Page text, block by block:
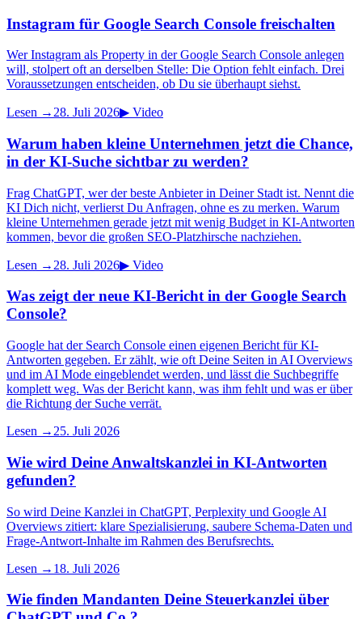
Instagram für Google Search Console freischalten
Wer Instagram als Property in der Google Search Console anlegen
will, stolpert oft an derselben Stelle: Die Option fehlt einfach. Drei
Voraussetzungen entscheiden, ob Du sie überhaupt siehst.
Lesen → 28. Juli 2026▶ Video
Warum haben kleine Unternehmen jetzt die Chance,
in der KI-Suche sichtbar zu werden?
Frag ChatGPT, wer der beste Anbieter in Deiner Stadt ist. Nennt die
KI Dich nicht, verlierst Du Anfragen, ohne es zu merken. Warum
kleine Unternehmen gerade jetzt mit wenig Budget in KI-Antworten
kommen, bevor die großen SEO-Platzhirsche nachziehen.
Lesen → 28. Juli 2026▶ Video
Was zeigt der neue KI-Bericht in der Google Search
Console?
Google hat der Search Console einen eigenen Bericht für KI-
Antworten gegeben. Er zählt, wie oft Deine Seiten in AI Overviews
und im AI Mode eingeblendet werden, und lässt die Suchbegriffe
komplett weg. Was der Bericht kann, was ihm fehlt und was er über
die Richtung der Suche verrät.
Lesen → 25. Juli 2026
Wie wird Deine Anwaltskanzlei in KI-Antworten
gefunden?
So wird Deine Kanzlei in ChatGPT, Perplexity und Google AI
Overviews zitiert: klare Spezialisierung, saubere Schema-Daten und
Frage-Antwort-Inhalte im Rahmen des Berufsrechts.
Lesen → 18. Juli 2026
Wie finden Mandanten Deine Steuerkanzlei über